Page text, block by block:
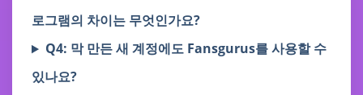
로그램의 차이는 무엇인가요?
Q4: 막 만든 새 계정에도 Fansgurus를 사용할 수
있나요?